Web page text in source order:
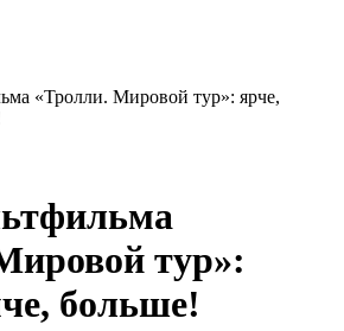
«Тролли. Мировой тур»: ярче,
тур»:
больше!